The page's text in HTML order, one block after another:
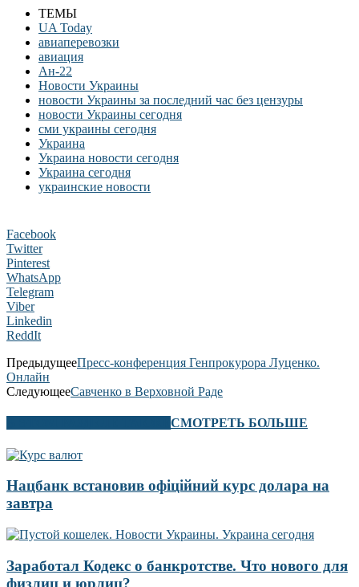
ТЕМЫ
UA Today
авиаперевозки
авиация
Ан-22
Новости Украины
новости Украины за последний час без цензуры
новости Украины сегодня
сми украины сегодня
Украина
Украина новости сегодня
Украина сегодня
украинские новости
Facebook
Twitter
Pinterest
WhatsApp
Telegram
Viber
Linkedin
ReddIt
ПредыдущееПресс-конференция Генпрокурора Луценко.
Онлайн
СледующееСавченко в Верховной Раде
СМОТРЕТЬ БОЛЬШЕ
Нацбанк встановив офіційний курс долара на
завтра
Заработал Кодекс о банкротстве. Что нового для
физлиц и юрлиц?